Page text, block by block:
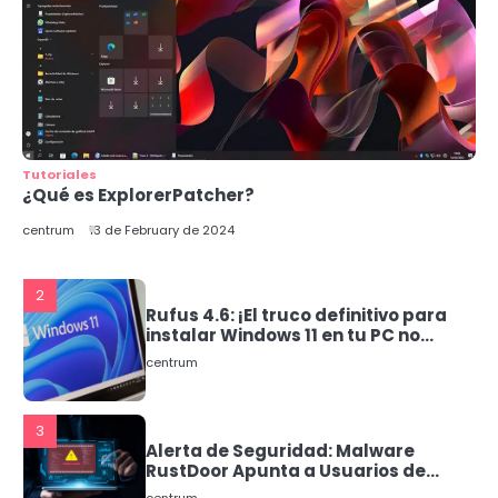
Tutoriales
¿Qué es ExplorerPatcher?
centrum 13 de February de 2024
1
Nuevos procesadores Intel:
¡Conoce los Core Ultra 200S con IA
integrada!
centrum
2
instalar Windows 11 en tu PC no
3
RustDoor Apunta a Usuarios de
4
Nvidia Revoluciona el Chat IA con